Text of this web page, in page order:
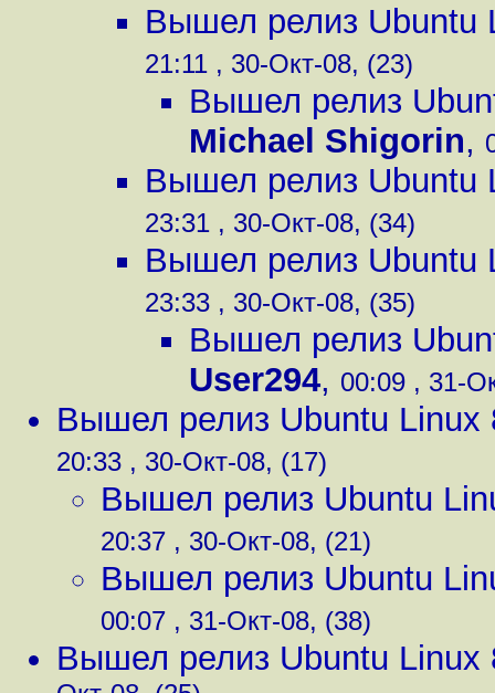
Вышел релиз Ubuntu
21:11 , 30-Окт-08, (23)
Вышел релиз
Michael Shigorin,
Вышел релиз Ubuntu
23:31 , 30-Окт-08, (34)
Вышел релиз Ubuntu
23:33 , 30-Окт-08, (35)
Вышел релиз
User294, 00:09 , 31-
Вышел релиз Ubuntu Linux
20:33 , 30-Окт-08, (17)
Вышел релиз Ubuntu
20:37 , 30-Окт-08, (21)
Вышел релиз Ubuntu
00:07 , 31-Окт-08, (38)
Вышел релиз Ubuntu Linux